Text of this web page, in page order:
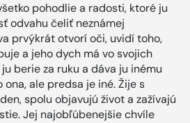
pohodlie a radosti, ktoré ju
odvahu čeliť neznámej
prvýkrát otvorí oči, uvidí toho,
a jeho dych má vo svojich
berie za ruku a dáva ju inému
ale predsa je iné. Žije s
spolu objavujú život a zažívajú
Jej najobľúbenejšie chvíle